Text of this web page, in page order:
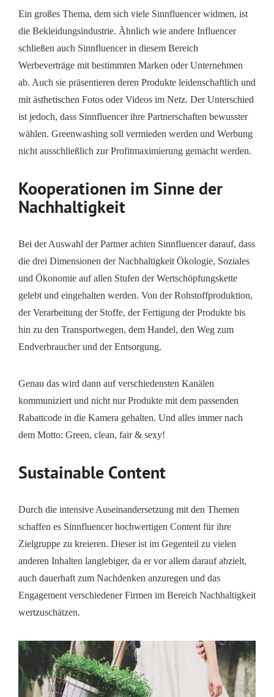
Ein großes Thema, dem sich viele Sinnfluencer widmen, ist
die Bekleidungsindustrie. Ähnlich wie andere Influencer
schließen auch Sinnfluencer in diesem Bereich
Werbeverträge mit bestimmten Marken oder Unternehmen
ab. Auch sie präsentieren deren Produkte leidenschaftlich und
mit ästhetischen Fotos oder Videos im Netz. Der Unterschied
ist jedoch, dass Sinnfluencer ihre Partnerschaften bewusster
wählen. Greenwashing soll vermieden werden und Werbung
nicht ausschließlich zur Profitmaximierung gemacht werden.
Kooperationen im Sinne der
Nachhaltigkeit
Bei der Auswahl der Partner achten Sinnfluencer darauf, dass
die drei Dimensionen der Nachhaltigkeit Ökologie, Soziales
und Ökonomie auf allen Stufen der Wertschöpfungskette
gelebt und eingehalten werden. Von der Rohstoffproduktion,
der Verarbeitung der Stoffe, der Fertigung der Produkte bis
hin zu den Transportwegen, dem Handel, den Weg zum
Endverbraucher und der Entsorgung.
Genau das wird dann auf verschiedensten Kanälen
kommuniziert und nicht nur Produkte mit dem passenden
Rabattcode in die Kamera gehalten. Und alles immer nach
dem Motto: Green, clean, fair & sexy!
Sustainable Content
Durch die intensive Auseinandersetzung mit den Themen
schaffen es Sinnfluencer hochwertigen Content für ihre
Zielgruppe zu kreieren. Dieser ist im Gegenteil zu vielen
anderen Inhalten langlebiger, da er vor allem darauf abzielt,
auch dauerhaft zum Nachdenken anzuregen und das
Engagement verschiedener Firmen im Bereich Nachhaltigkeit
wertzuschätzen.